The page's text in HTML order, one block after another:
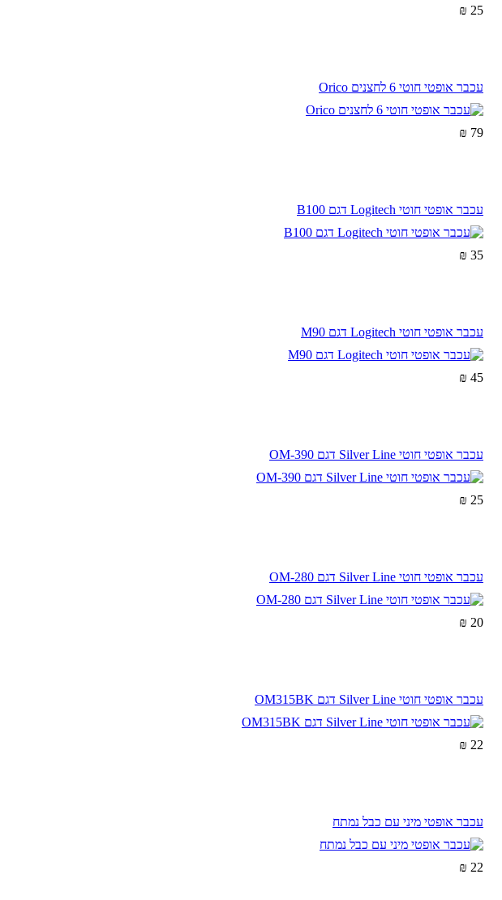
25 ₪
עכבר אופטי חוטי 6 לחצנים Orico
79 ₪
עכבר אופטי חוטי Logitech דגם B100
35 ₪
עכבר אופטי חוטי Logitech דגם M90
45 ₪
עכבר אופטי חוטי Silver Line דגם OM-390
25 ₪
עכבר אופטי חוטי Silver Line דגם OM-280
20 ₪
עכבר אופטי חוטי Silver Line דגם OM315BK
22 ₪
עכבר אופטי מיני עם כבל נמתח
22 ₪